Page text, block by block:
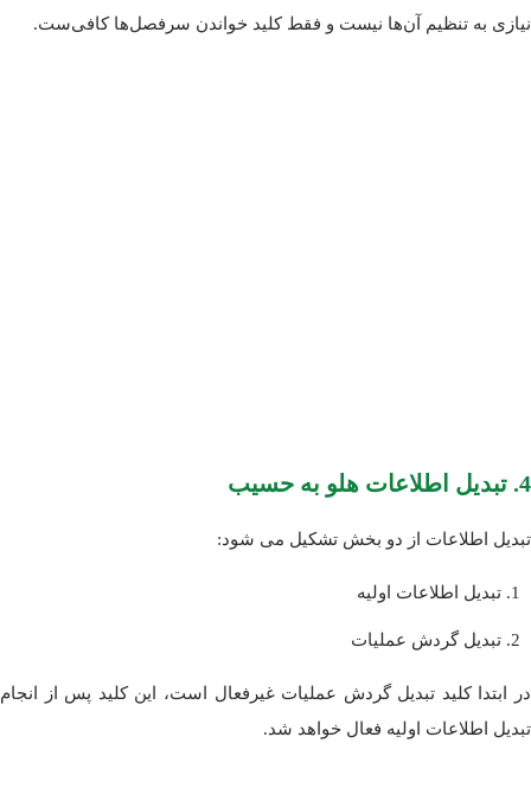
نیازی به تنظیم آن‌ها نیست و فقط کلید خواندن سرفصل‌ها کافی‌ست.
4. تبدیل اطلاعات هلو به حسیب
تبدیل اطلاعات از دو بخش تشکیل می شود:
تبدیل اطلاعات اولیه
تبدیل گردش عملیات
در ابتدا کلید تبدیل گردش عملیات غیرفعال است، این کلید پس از انجام
تبدیل اطلاعات اولیه فعال خواهد شد.